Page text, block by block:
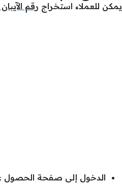
يمكن للعملاء استخراج رقم
الدخول إلى صفحة الحصول